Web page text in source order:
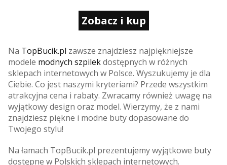
Zobacz i kup
Na TopBucik.pl zawsze znajdziesz najpiękniejsze
modele modnych szpilekdostępnych w różnych
sklepach internetowych w Polsce. Wyszukujemy je dla
Ciebie. Co jest naszymi kryteriami? Przede wszystkim
atrakcyjna cena i rabaty. Zwracamy również uwagę na
wyjątkowy design oraz model. Wierzymy, że z nami
znajdziesz piękne i modne buty dopasowane do
Twojego stylu!
Na łamach TopBucik.pl prezentujemy wyjątkowe buty
dostępne w Polskich sklepach internetowych.